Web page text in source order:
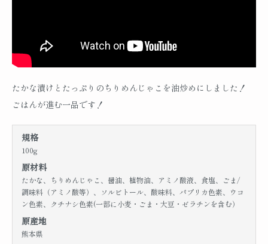
たかな漬けとたっぷりのちりめんじゃこを油炒めにしました！
ごはんが進む一品です！
規格
100g
原材料
たかな、ちりめんじゃこ、醤油、植物油、アミノ酸液、食塩、ごま/
調味料（アミノ酸等）、ソルビトール、酸味料、パプリカ色素、ウコ
ン色素、クチナシ色素(一部に小麦・ごま・大豆・ゼラチンを含む）
原産地
熊本県